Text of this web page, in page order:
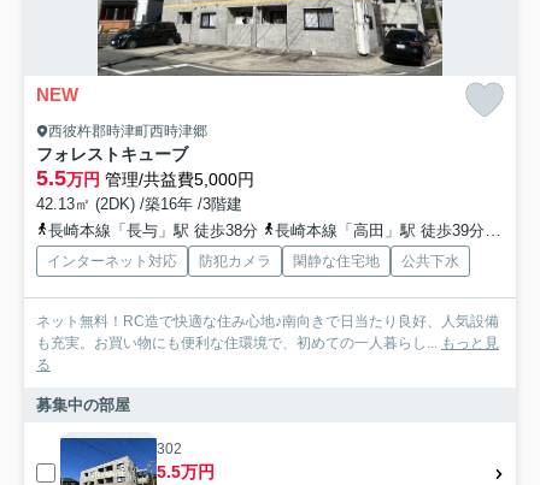
NEW
西彼杵郡時津町西時津郷
フォレストキューブ
5.5万円 管理/共益費5,000円
42.13㎡ (2DK) /築16年 /3階建
長崎本線「長与」駅 徒歩38分
長崎本線「高田」駅 徒歩39分
インターネット対応 防犯カメラ 閑静な住宅地 公共下水
ネット無料！RC造で快適な住み心地♪南向きで日当たり良好、人気設備
も充実。お買い物にも便利な住環境で、初めての一人暮らし...
もっと見
る
募集中の部屋
302
5.5万円